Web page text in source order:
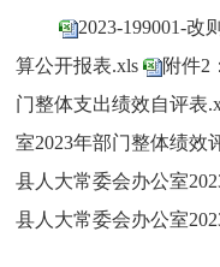
2023-199001-
算公开报表.xls
附件2
门整体支出绩效自评表
室2023年部门整体绩效
县人大常委会办公室
县人大常委会办公室